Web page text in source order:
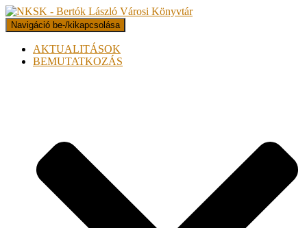
Navigáció be-/kikapcsolása
AKTUALITÁSOK
BEMUTATKOZÁS